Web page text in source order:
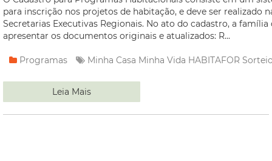
para inscrição nos projetos de habitação, e deve ser realizado
Secretarias Executivas Regionais. No ato do cadastro, a família
apresentar os documentos originais e atualizados: R...
Programas Minha Casa Minha Vida HABITAFOR
Leia Mais